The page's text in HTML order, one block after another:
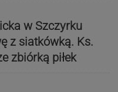
w Szczyrku
z siatkówką. Ks.
zbiórką piłek